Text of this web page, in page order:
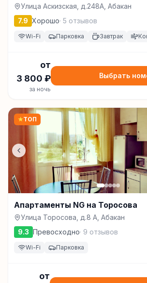
Улица Аскизская, д.248А, Абакан
7.9 Хорошо· 5 отзывов
Wi-Fi Парковка Завтрак
от
3 800 ₽
за ночь
Выбрать
★ТОП
Апартаменты NG на Торосова
Улица Торосова, д.8 А, Абакан
9.3 Превосходно· 9 отзывов
Wi-Fi Парковка
от